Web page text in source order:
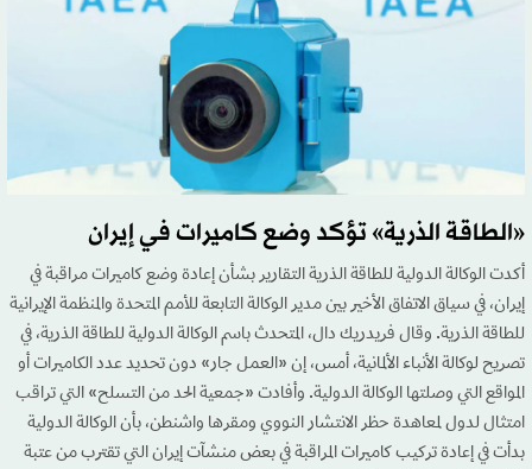
«الطاقة الذرية» تؤكد وضع كاميرات في إيران
أكدت الوكالة الدولية للطاقة الذرية التقارير بشأن إعادة وضع كاميرات مراقبة في
إيران، في سياق الاتفاق الأخير بين مدير الوكالة التابعة للأمم المتحدة والمنظمة الإيرانية
للطاقة الذرية. وقال فريدريك دال، المتحدث باسم الوكالة الدولية للطاقة الذرية، في
تصريح لوكالة الأنباء الألمانية، أمس، إن «العمل جار» دون تحديد عدد الكاميرات أو
المواقع التي وصلتها الوكالة الدولية. وأفادت «جمعية الحد من التسلح» التي تراقب
امتثال لدول لمعاهدة حظر الانتشار النووي ومقرها واشنطن، بأن الوكالة الدولية
بدأت في إعادة تركيب كاميرات المراقبة في بعض منشآت إيران التي تقترب من عتبة